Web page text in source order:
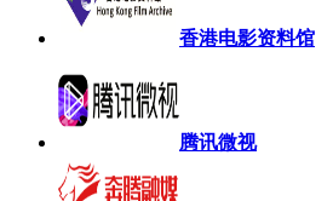
香港电影资料馆
腾讯微视